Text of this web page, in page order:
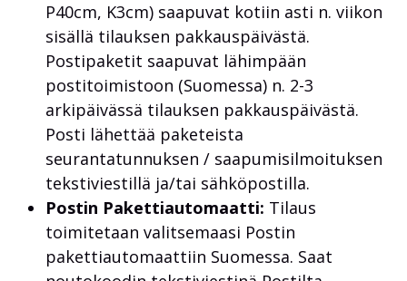
P40cm, K3cm) saapuvat kotiin asti n. viikon
sisällä tilauksen pakkauspäivästä.
Postipaketit saapuvat lähimpään
postitoimistoon (Suomessa) n. 2-3
arkipäivässä tilauksen pakkauspäivästä.
Posti lähettää paketeista
seurantatunnuksen / saapumisilmoituksen
tekstiviestillä ja/tai sähköpostilla.
Postin Pakettiautomaatti: Tilaus
toimitetaan valitsemaasi Postin
pakettiautomaattiin Suomessa. Saat